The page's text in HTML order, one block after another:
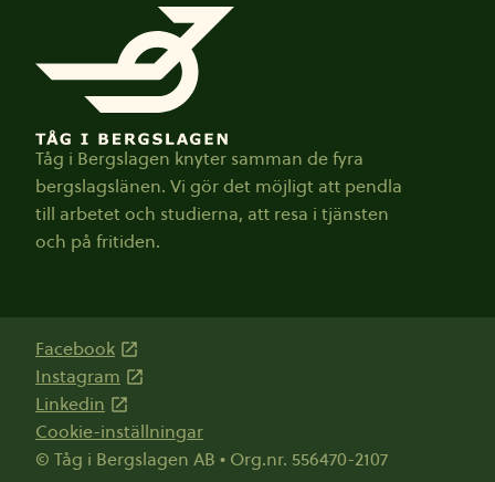
Tåg i Bergslagen knyter samman de fyra
bergslagslänen. Vi gör det möjligt att pendla
till arbetet och studierna, att resa i tjänsten
och på fritiden.
© Tåg i Bergslagen AB • Org.nr. 556470-2107
Facebook
Instagram
Linkedin
Cookie-inställningar